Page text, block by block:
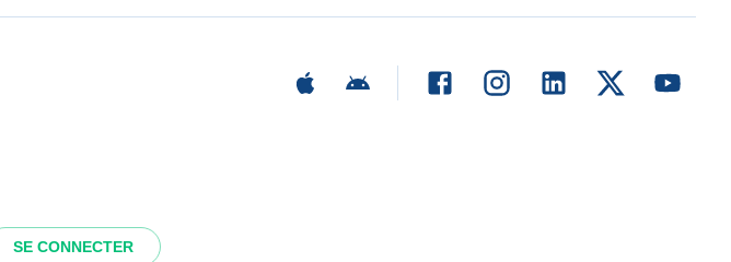
SE CONNECTER